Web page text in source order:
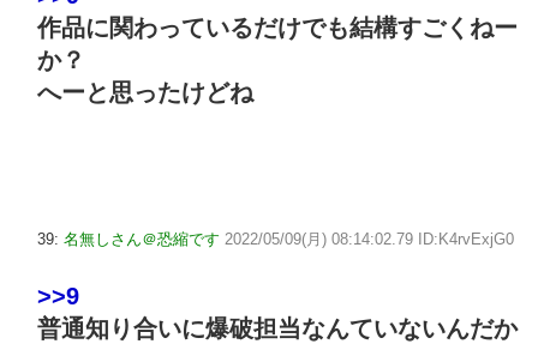
作品に関わっているだけでも結構すごくねー
か？
へーと思ったけどね
39: 名無しさん＠恐縮です 2022/05/09(月) 08:14:02.79 ID:K4rvExjG0
>>9
普通知り合いに爆破担当なんていないんだか